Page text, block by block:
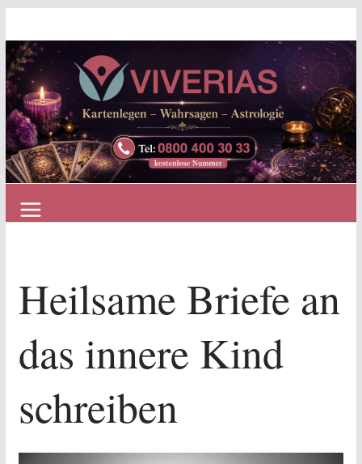
springen
Heilsame Briefe an
das innere Kind
schreiben